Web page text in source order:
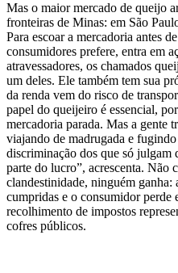
Mas o maior mercado de queijo
fronteiras de Minas: em São
Para escoar a mercadoria antes
consumidores prefere, entra em
atravessadores, os chamados
um deles. Ele também tem sua
da renda vem do risco de
papel do queijeiro é essencial,
mercadoria parada. Mas a gente
viajando de madrugada e
discriminação dos que só
parte do lucro”, acrescenta. Não
clandestinidade, ninguém ganha:
cumpridas e o consumidor perde
recolhimento de impostos
cofres públicos.